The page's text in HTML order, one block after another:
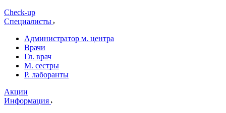
Cheсk-up
Специалисты
Администратор м. центра
Врачи
Гл. врач
М. сестры
Р. лаборанты
Акции
Информация